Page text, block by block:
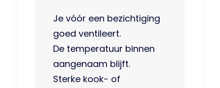
Je vóór een bezichtiging
goed ventileert.
De temperatuur binnen
aangenaam blijft.
Sterke kook- of